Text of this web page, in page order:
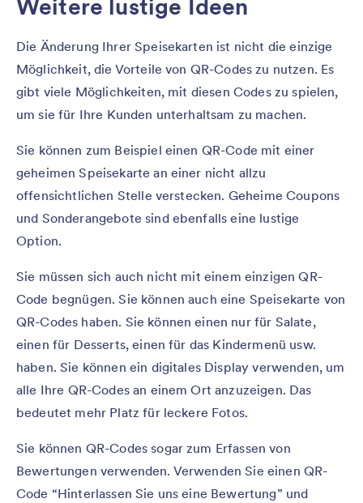
Weitere lustige Ideen
Die Änderung Ihrer Speisekarten ist nicht die einzige
Möglichkeit, die Vorteile von QR-Codes zu nutzen. Es
gibt viele Möglichkeiten, mit diesen Codes zu spielen,
um sie für Ihre Kunden unterhaltsam zu machen.
Sie können zum Beispiel einen QR-Code mit einer
geheimen Speisekarte an einer nicht allzu
offensichtlichen Stelle verstecken. Geheime Coupons
und Sonderangebote sind ebenfalls eine lustige
Option.
Sie müssen sich auch nicht mit einem einzigen QR-
Code begnügen. Sie können auch eine Speisekarte von
QR-Codes haben. Sie können einen nur für Salate,
einen für Desserts, einen für das Kindermenü usw.
haben. Sie können ein digitales Display verwenden, um
alle Ihre QR-Codes an einem Ort anzuzeigen. Das
bedeutet mehr Platz für leckere Fotos.
Sie können QR-Codes sogar zum Erfassen von
Bewertungen verwenden. Verwenden Sie einen QR-
Code “Hinterlassen Sie uns eine Bewertung” und